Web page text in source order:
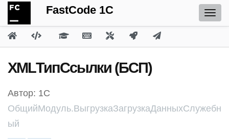
FastCode 1C
XMLТипСсылки (БСП)
Автор: 1С
ОбщийМодуль.ВыгрузкаЗагрузкаДанныхСлужебн
ый